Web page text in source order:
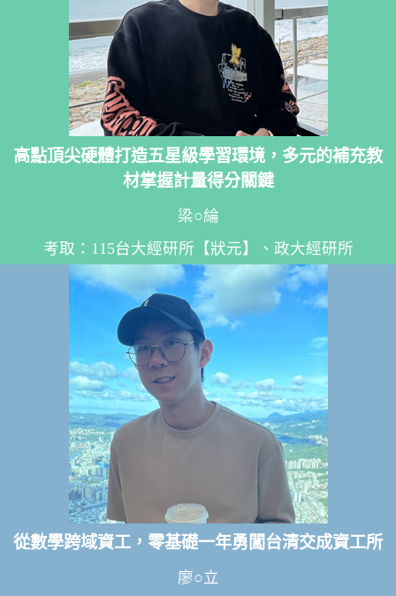
高點頂尖硬體打造五星級學習環境，多元的補充教
材掌握計量得分關鍵
梁○綸
考取：115台大經研所【狀元】、政大經研所
從數學跨域資工，零基礎一年勇闖台清交成資工所
廖○立